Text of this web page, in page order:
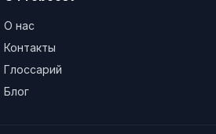
О нас
Контакты
Глоссарий
Блог